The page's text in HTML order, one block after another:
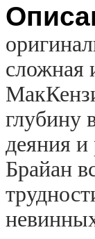
сложная
глубину
деяния
Брайан